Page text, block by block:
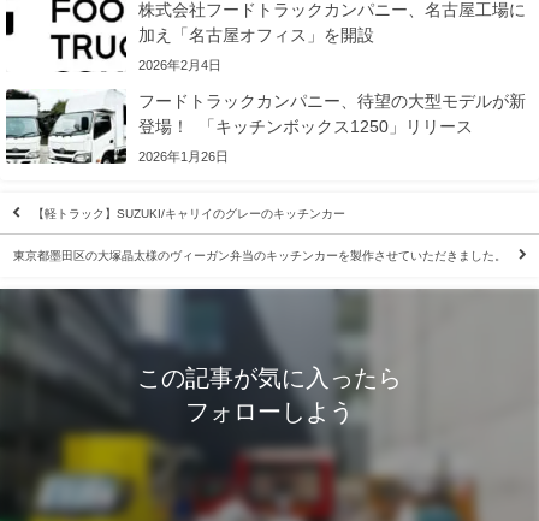
株式会社フードトラックカンパニー、名古屋工場に
加え「名古屋オフィス」を開設
2026年2月4日
フードトラックカンパニー、待望の大型モデルが新
登場！ 「キッチンボックス1250」リリース
2026年1月26日
【軽トラック】SUZUKI/キャリイのグレーのキッチンカー
東京都墨田区の大塚晶太様のヴィーガン弁当のキッチンカーを製作させていただきました。
この記事が気に入ったら
フォローしよう